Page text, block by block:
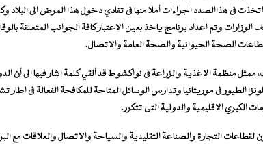
اتخذت فى هذاالصدد اجراءات أملا منها فى تفادي دخول هذا المرض الى
وتم اعداد برنامج ياخذ بعين الاعتبار كافة الجوانب المتعلقة
الصحة الحيوانية والصحة العامة والاتصال.
ممثل منظمة الاغذية والزراعة فى نواكشوط قد ألقي كلمة اشار فيها الى أن
الطيور فى موريتانيا وتدارس الوسائل المتاحة للمكافحة الفعالة فى اطار
الكبري الاقليمية والدولية التى تتكرر.
لقطاعات التجارة والصناعة التقليدية والسياحة والاتصال والعلاقات مع